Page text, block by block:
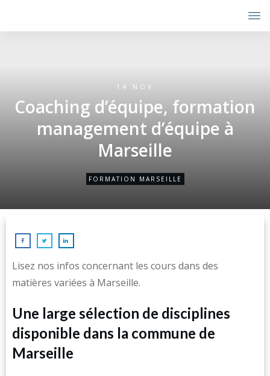
14 NOV
Coaching d’équipe, formation
management d’équipe à
Marseille
FORMATION MARSEILLE
Lisez nos infos concernant les cours dans des
matières variées à Marseille.
Une large sélection de disciplines
disponible dans la commune de
Marseille